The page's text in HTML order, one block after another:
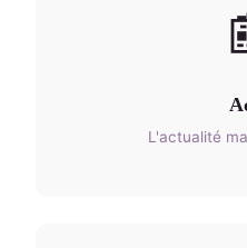
L'actualité